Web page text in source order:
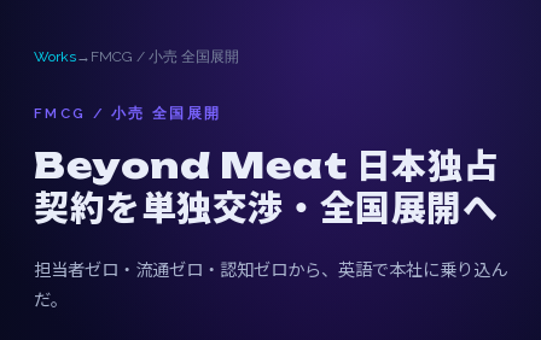
Works→ FMCG / 小売 全国展開
FMCG / 小売 全国展開
Beyond Meat 日本独占
契約を単独交渉・全国展開へ
担当者ゼロ・流通ゼロ・認知ゼロから、英語で本社に乗り込ん
だ。